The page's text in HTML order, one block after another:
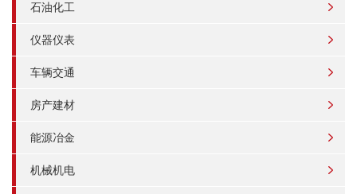
石油化工
仪器仪表
车辆交通
房产建材
能源冶金
机械机电